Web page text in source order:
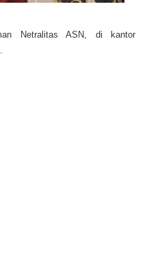
Netralitas ASN, di kantor